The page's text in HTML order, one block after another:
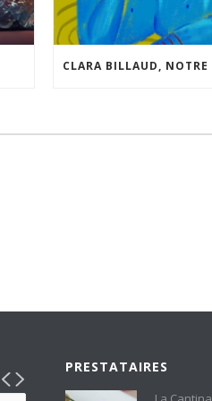
PRESTATAIRES